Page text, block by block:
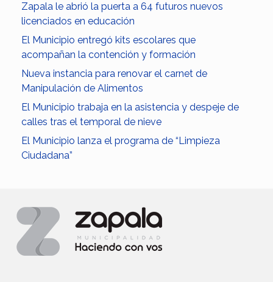
Zapala le abrió la puerta a 64 futuros nuevos
licenciados en educación
El Municipio entregó kits escolares que
acompañan la contención y formación
Nueva instancia para renovar el carnet de
Manipulación de Alimentos
El Municipio trabaja en la asistencia y despeje de
calles tras el temporal de nieve
El Municipio lanza el programa de “Limpieza
Ciudadana”